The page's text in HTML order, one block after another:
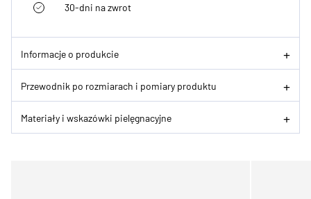
30-dni na zwrot
Informacje o produkcie
Przewodnik po rozmiarach i pomiary produktu
Materiały i wskazówki pielęgnacyjne